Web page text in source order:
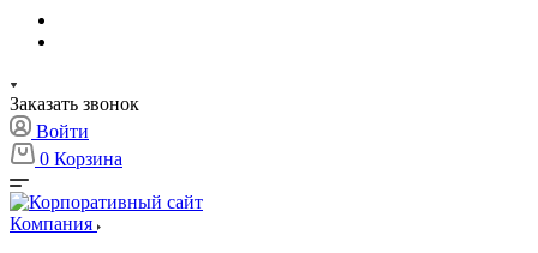
Заказать звонок
Войти
0 Корзина
Компания